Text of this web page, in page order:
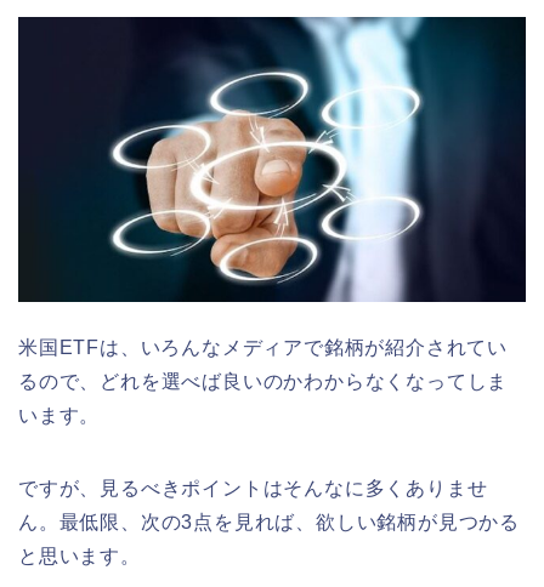
米国ETFは、いろんなメディアで銘柄が紹介されてい
るので、どれを選べば良いのかわからなくなってしま
います。
ですが、見るべきポイントはそんなに多くありませ
ん。最低限、次の3点を見れば、欲しい銘柄が見つかる
と思います。